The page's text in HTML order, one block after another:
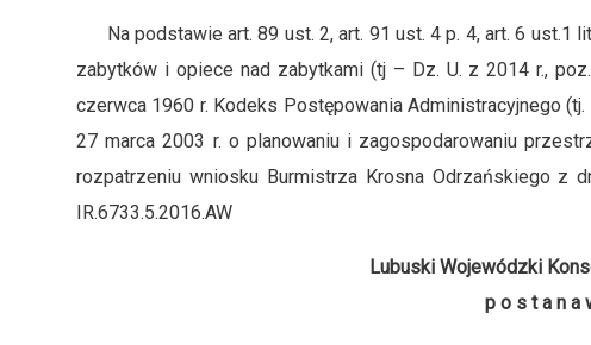
Na podstawie art. 89 ust. 2, art. 91 ust. 4 p. 4, art. 6 ust.1
zabytków i opiece nad zabytkami (tj – Dz. U. z 2014 r.,
czerwca 1960 r. Kodeks Postępowania Administracyjnego
27 marca 2003 r. o planowaniu i zagospodarowaniu
rozpatrzeniu wniosku Burmistrza Krosna Odrzańskiego z
IR.6733.5.2016.AW
Lubuski Wojewódzki
p o s t a n a